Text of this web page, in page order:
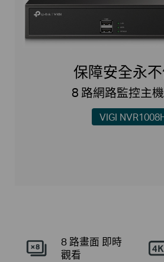
保障安全永
VIGI
8 路網路監控主
8 路畫面 即時
觀看